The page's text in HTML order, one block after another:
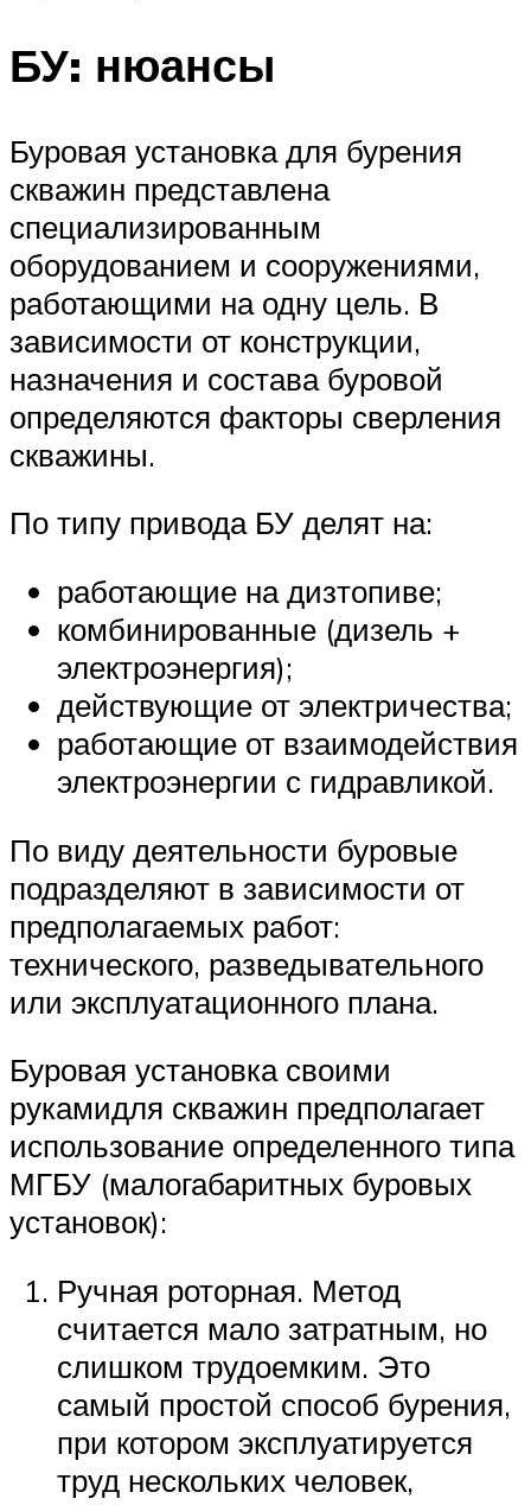
БУ: нюансы
Буровая установка для бурения
скважин представлена
специализированным
оборудованием и сооружениями,
работающими на одну цель. В
зависимости от конструкции,
назначения и состава буровой
определяются факторы сверления
скважины.
По типу привода БУ делят на:
работающие на дизтопиве;
комбинированные (дизель +
электроэнергия);
действующие от электричества;
работающие от взаимодействия
электроэнергии с гидравликой.
По виду деятельности буровые
подразделяют в зависимости от
предполагаемых работ:
технического, разведывательного
или эксплуатационного плана.
Буровая установка своими
рукамидля скважин предполагает
использование определенного типа
МГБУ (малогабаритных буровых
установок):
Ручная роторная. Метод
считается мало затратным, но
слишком трудоемким. Это
самый простой способ бурения,
при котором эксплуатируется
труд нескольких человек,